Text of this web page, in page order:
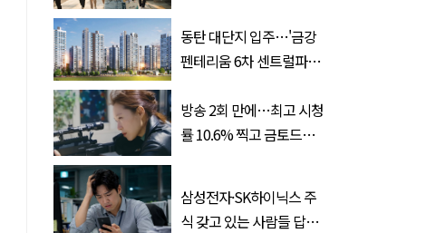
동탄 대단지 입주…'금강
펜테리움 6차 센트럴파크'
는?
방송 2회 만에…최고 시청
률 10.6% 찍고 금토드라
삼성전자·SK하이닉스 주
식 갖고 있는 사람들 답답